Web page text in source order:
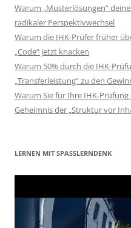
Warum „Musterlösungen“
radikaler Perspektivwechsel
Warum die IHK-Prüfer früher
„Code“ jetzt knacken
Warum 50% durch die IHK-
„Transferleistung“ zu den
Warum Sie für Ihre IHK-
Geheimnis der „Struktur vor
LERNEN MIT SPASSLERNDENK